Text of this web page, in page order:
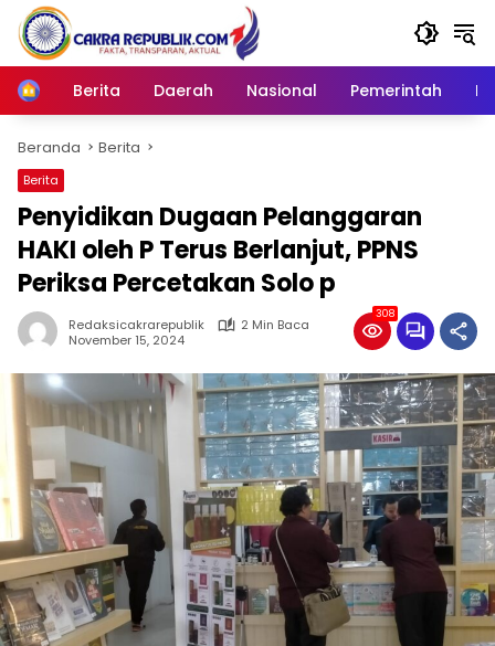
Langsung
konten
Home
Berita Daerah Nasional Pemerintah
Beranda Berita
Berita
Penyidikan Dugaan Pelanggaran
HAKI oleh P Terus Berlanjut, PPNS
Periksa Percetakan Solo p
Redaksicakrarepublik
2 Min Baca
November 15, 2024
308